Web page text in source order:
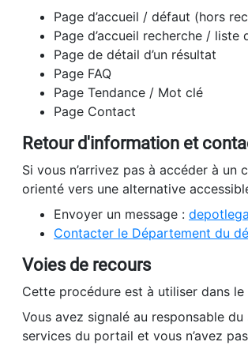
Page d’accueil / défaut (hors
Page d’accueil recherche / liste
Page de détail d’un résultat
Page FAQ
Page Tendance / Mot clé
Page Contact
Retour d'information et
Si vous n’arrivez pas à accéder à
orienté vers une alternative
Envoyer un message :
Contacter le Département du
Voies de recours
Cette procédure est à utiliser dans le
Vous avez signalé au responsable
services du portail et vous n’avez